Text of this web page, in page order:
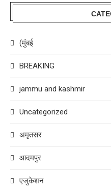
(मुंबई
BREAKING
jammu and kashmir
Uncategorized
अमृतसर
आदमपुर
एजुकेशन